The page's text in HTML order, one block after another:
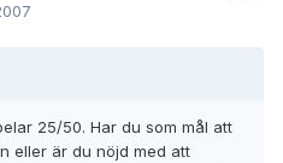
25/50. Har du som mål att
eller är du nöjd med att